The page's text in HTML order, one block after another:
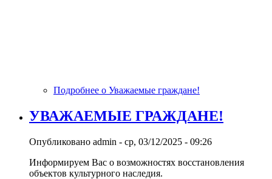
Подробнее о Уважаемые граждане!
УВАЖАЕМЫЕ ГРАЖДАНЕ!
Опубликовано admin - ср, 03/12/2025 - 09:26
Информируем Вас о возможностях восстановления
объектов культурного наследия.